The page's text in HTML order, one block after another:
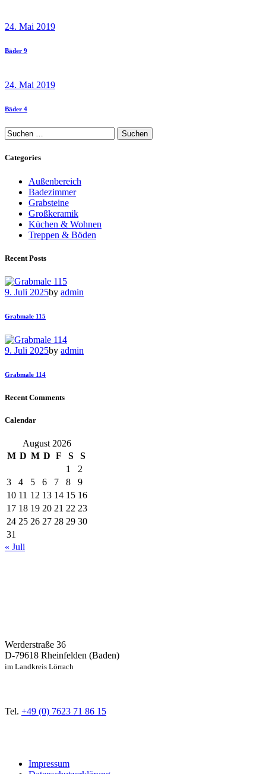
24. Mai 2019
Bäder 9
24. Mai 2019
Bäder 4
Suchen
nach:
Categories
Außenbereich
Badezimmer
Grabsteine
Großkeramik
Küchen & Wohnen
Treppen & Böden
Recent Posts
9. Juli 2025by admin
Grabmale 115
9. Juli 2025by admin
Grabmale 114
Recent Comments
Calendar
August 2026
M D M D F S
S
1
2
3
4 5 6 7 8
9
10 11 12 13 14 15 16
17 18 19 20 21 22 23
24 25 26 27 28 29 30
31
« Juli
Werderstraße 36
D-79618 Rheinfelden (Baden)
im Landkreis Lörrach
Tel. +49 (0) 7623 71 86 15
Impressum